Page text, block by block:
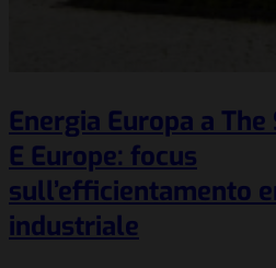
Energia Europa a
E Europe: focus
sull’efficientamento
industriale